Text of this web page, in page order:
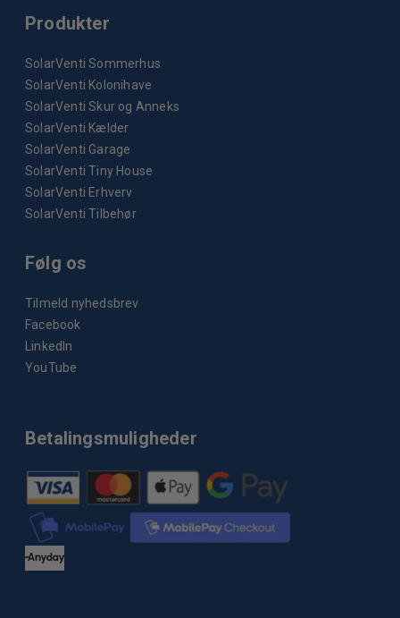
Produkter
SolarVenti Sommerhus
SolarVenti Kolonihave
SolarVenti Skur og Anneks
SolarVenti Kælder
SolarVenti Garage
SolarVenti Tiny House
SolarVenti Erhverv
SolarVenti Tilbehør
Følg os
Tilmeld nyhedsbrev
Facebook
LinkedIn
YouTube
Betalingsmuligheder